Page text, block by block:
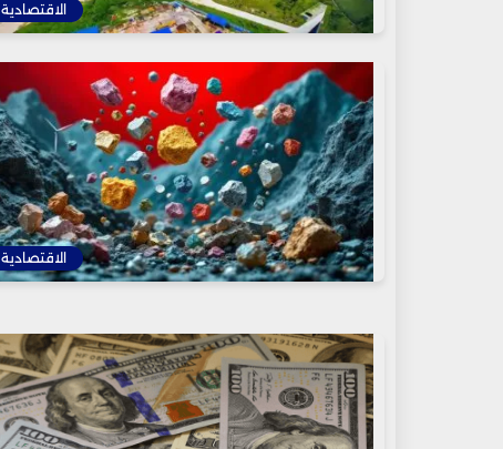
الاقتصادية
الاقتصادية